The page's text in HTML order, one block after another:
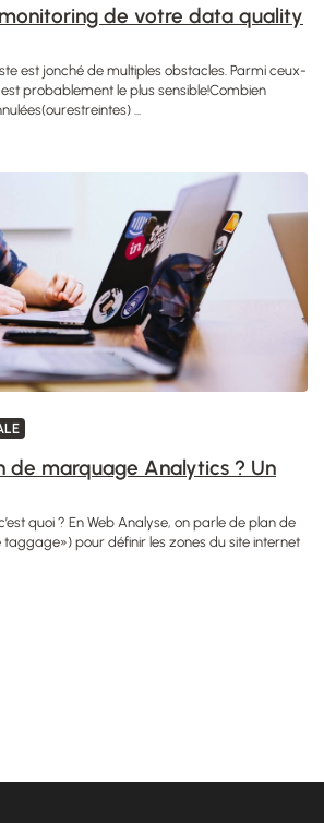
de votre data quality
est jonché de multiples obstacles. Parmi ceux-
probablement le plus sensible!Combien
...
de marquage Analytics ? Un
quoi ? En Web Analyse, on parle de plan de
pour définir les zones du site internet